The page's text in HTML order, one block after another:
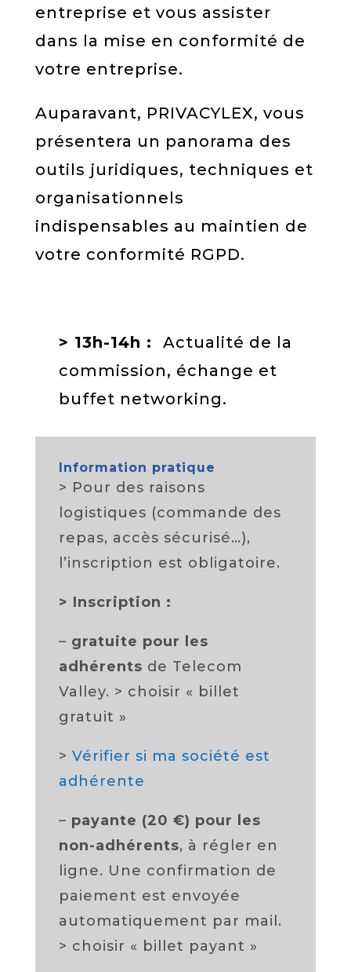
entreprise et vous assister
dans la mise en conformité de
votre entreprise.
Auparavant, PRIVACYLEX, vous
présentera un panorama des
outils juridiques, techniques et
organisationnels
indispensables au maintien de
votre conformité RGPD.
> 13h-14h : Actualité de la
commission, échange et
buffet networking.
Information pratique
> Pour des raisons
logistiques (commande des
repas, accès sécurisé…),
l’inscription est obligatoire.
> Inscription :
– gratuite pour les
adhérents de Telecom
Valley. > choisir « billet
gratuit »
> Vérifier si ma société est
adhérente
– payante (20 €) pour les
non-adhérents, à régler en
ligne. Une confirmation de
paiement est envoyée
automatiquement par mail.
> choisir « billet payant »